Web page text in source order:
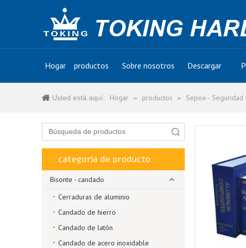
Hogar productos Sobre nosotros Descargar
Usted está aquí: Hogar » productos » Sepox-- Seguridad
categoria de producto
Bisonte - candado
Cerraduras de aluminio
Candado de hierro
Candado de latón
Candado de acero inoxidable